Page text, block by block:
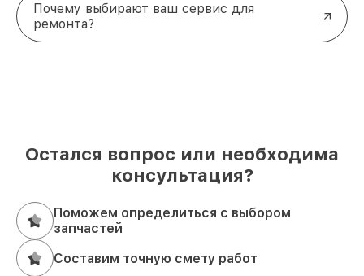
Почему выбирают ваш сервис для
ремонта?
Остался вопрос или необходима
консультация?
Поможем определиться с выбором
запчастей
Составим точную смету работ